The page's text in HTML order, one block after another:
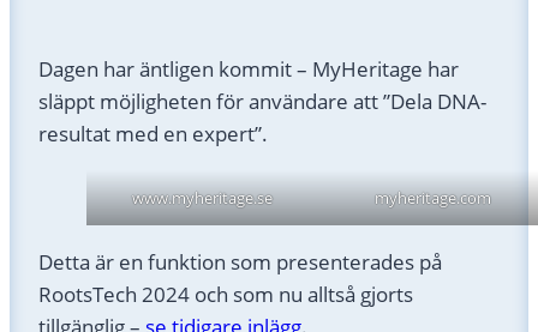
Dagen har äntligen kommit – MyHeritage har
släppt möjligheten för användare att ”Dela DNA-
resultat med en expert”.
www.myheritage.se myheritage.com
Detta är en funktion som presenterades på
RootsTech 2024 och som nu alltså gjorts